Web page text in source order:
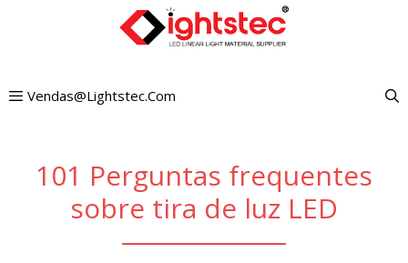
conteúdoVendas@lightstec.com
101 Perguntas frequentes
sobre tira de luz LED